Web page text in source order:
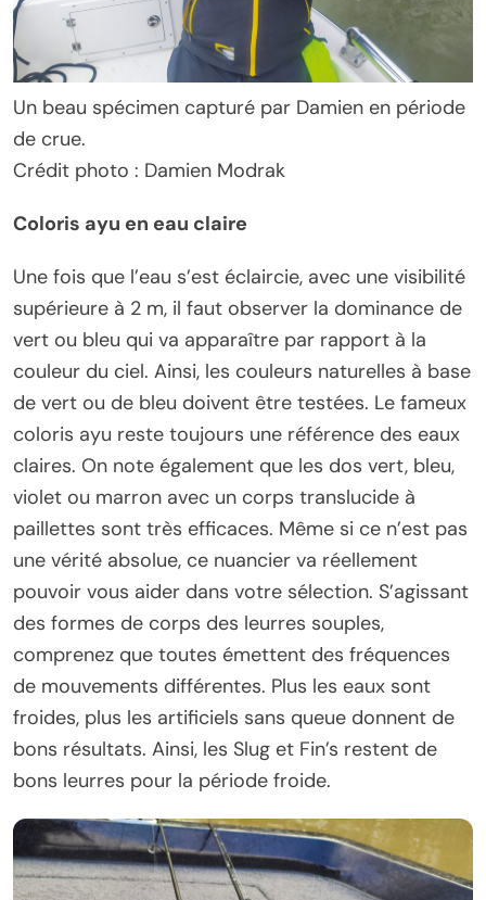
Un beau spécimen capturé par Damien en période
de crue.
Crédit photo : Damien Modrak
Coloris ayu en eau claire
Une fois que l’eau s’est éclaircie, avec une visibilité
supérieure à 2 m, il faut observer la dominance de
vert ou bleu qui va apparaître par rapport à la
couleur du ciel. Ainsi, les couleurs naturelles à base
de vert ou de bleu doivent être testées. Le fameux
coloris ayu reste toujours une référence des eaux
claires. On note également que les dos vert, bleu,
violet ou marron avec un corps translucide à
paillettes sont très efficaces. Même si ce n’est pas
une vérité absolue, ce nuancier va réellement
pouvoir vous aider dans votre sélection. S’agissant
des formes de corps des leurres souples,
comprenez que toutes émettent des fréquences
de mouvements différentes. Plus les eaux sont
froides, plus les artificiels sans queue donnent de
bons résultats. Ainsi, les Slug et Fin’s restent de
bons leurres pour la période froide.